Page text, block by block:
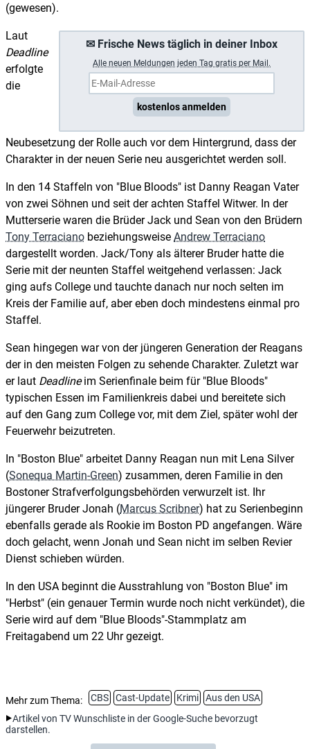
(gewesen).
✉ Frische News täglich in deiner Inbox
Alle neuen Meldungen jeden Tag gratis per Mail.
kostenlos anmelden
Laut
Deadline
erfolgte
die
Neubesetzung der Rolle auch vor dem Hintergrund, dass der
Charakter in der neuen Serie neu ausgerichtet werden soll.
In den 14 Staffeln von "Blue Bloods" ist Danny Reagan Vater
von zwei Söhnen und seit der achten Staffel Witwer. In der
Mutterserie waren die Brüder Jack und Sean von den Brüdern
Tony Terraciano beziehungsweise Andrew Terraciano
dargestellt worden. Jack/Tony als älterer Bruder hatte die
Serie mit der neunten Staffel weitgehend verlassen: Jack
ging aufs College und tauchte danach nur noch selten im
Kreis der Familie auf, aber eben doch mindestens einmal pro
Staffel.
Sean hingegen war von der jüngeren Generation der Reagans
der in den meisten Folgen zu sehende Charakter. Zuletzt war
er laut Deadlineim Serienfinale beim für "Blue Bloods"
typischen Essen im Familienkreis dabei und bereitete sich
auf den Gang zum College vor, mit dem Ziel, später wohl der
Feuerwehr beizutreten.
In "Boston Blue" arbeitet Danny Reagan nun mit Lena Silver
(Sonequa Martin-Green) zusammen, deren Familie in den
Bostoner Strafverfolgungsbehörden verwurzelt ist. Ihr
jüngerer Bruder Jonah (Marcus Scribner) hat zu Serienbeginn
ebenfalls gerade als Rookie im Boston PD angefangen. Wäre
doch gelacht, wenn Jonah und Sean nicht im selben Revier
Dienst schieben würden.
In den USA beginnt die Ausstrahlung von "Boston Blue" im
"Herbst" (ein genauer Termin wurde noch nicht verkündet), die
Serie wird auf dem "Blue Bloods"-Stammplatz am
Freitagabend um 22 Uhr gezeigt.
Mehr zum Thema: CBS Cast-Update Krimi
Aus den USA
Artikel von TV Wunschliste in der Google-Suche bevorzugt
darstellen.